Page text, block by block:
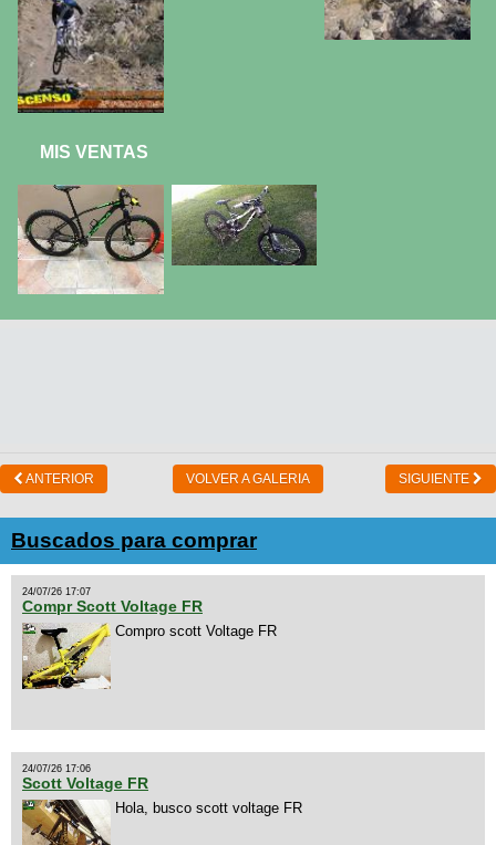
MIS VENTAS
ANTERIOR VOLVER A GALERIA SIGUIENTE
Buscados para comprar
24/07/26 17:07
Compr Scott Voltage FR
Compro scott Voltage FR
24/07/26 17:06
Scott Voltage FR
Hola, busco scott voltage FR